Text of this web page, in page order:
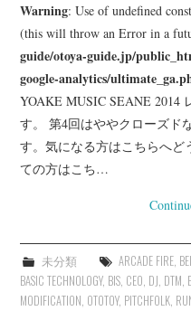
Warning: Use of undefined
(this will throw an Error in a
guide/otoya-guide.jp/
google-analytics/
YOAKE MUSIC SEANE 2014
す。 第4回はややクローズド
す。気になる方はこちらへ
ての方はこち…
未分類 ARCADE FIRE,
BASIC TECHNOLOGY, BIS, CEO, DJ, DTM,
MODIFICATION, OTOTOY, PITCHFOLK,